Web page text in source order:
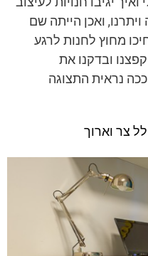
יגיבו חנויות לעיצוב
ואכן הייתה שם
מחוץ לחנות לרגע
ובדקנו את
נראית התצוגה
צר וארוך